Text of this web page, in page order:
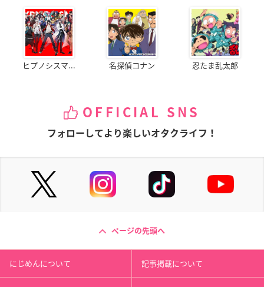
ヒプノシスマ... 名探偵コナン 忍たま乱太郎
OFFICIAL SNS
フォローしてより楽しいオタクライフ！
ページの先頭へ
にじめんについて 記事掲載について